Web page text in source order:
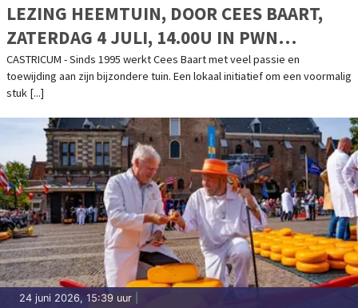
LEZING HEEMTUIN, DOOR CEES BAART,
ZATERDAG 4 JULI, 14.00U IN PWN
BEZOEKERSCENTRUM DE HOEP,
CASTRICUM
CASTRICUM - Sinds 1995 werkt Cees Baart met veel passie en
toewijding aan zijn bijzondere tuin. Een lokaal initiatief om een voormalig
stuk [...]
24 juni 2026, 15:39 uur